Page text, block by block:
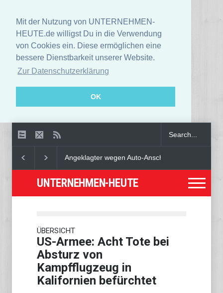
Mit der Nutzung von UNTERNEHMEN-
HEUTE.de willigst Du in die Verwendung
von Cookies ein. Diese ermöglichen eine
bessere Dienstbarkeit unserer Website.
Zur Datenschutzerklärung
OK
Angeklagter wegen Auto-Anschlag in München zu
UNTERNEHMEN-HEUTE
ÜBERSICHT
US-Armee: Acht Tote bei
Absturz von
Kampfflugzeug in
Kalifornien befürchtet